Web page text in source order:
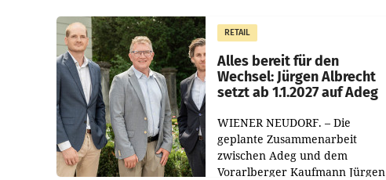
Müller die Initiative „Kreislauf-
Helden“ in allen
österreichischen Müller-Filialen
RETAIL
Alles bereit für den
Wechsel: Jürgen Albrecht
setzt ab 1.1.2027 auf Adeg
WIENER NEUDORF. – Die
geplante Zusammenarbeit
zwischen Adeg und dem
Vorarlberger Kaufmann Jürgen